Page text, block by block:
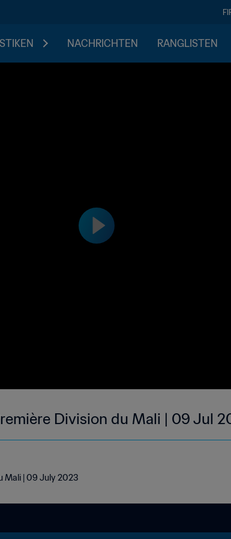
NACHRICHTEN RANGLISTEN
Division du Mali | 09 Jul
Mali | 09 July 2023